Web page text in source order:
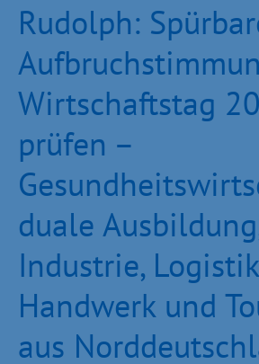
Rudolph:
Wirtschaftstag
prüfen –
duale
Industrie,
Handwerk und
aus